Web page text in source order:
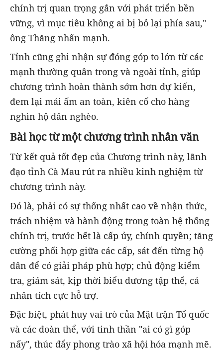
chính trị quan trọng gắn với phát triển bền
vững, vì mục tiêu không ai bị bỏ lại phía sau,"
ông Thăng nhấn mạnh.
Tỉnh cũng ghi nhận sự đóng góp to lớn từ các
mạnh thường quân trong và ngoài tỉnh, giúp
chương trình hoàn thành sớm hơn dự kiến,
đem lại mái ấm an toàn, kiên cố cho hàng
nghìn hộ dân nghèo.
Bài học từ một chương trình nhân văn
Từ kết quả tốt đẹp của Chương trình này, lãnh
đạo tỉnh Cà Mau rút ra nhiều kinh nghiệm từ
chương trình này.
Đó là, phải có sự thống nhất cao về nhận thức,
trách nhiệm và hành động trong toàn hệ thống
chính trị, trước hết là cấp ủy, chính quyền; tăng
cường phối hợp giữa các cấp, sát đến từng hộ
dân để có giải pháp phù hợp; chủ động kiểm
tra, giám sát, kịp thời biểu dương tập thể, cá
nhân tích cực hỗ trợ.
Đặc biệt, phát huy vai trò của Mặt trận Tổ quốc
và các đoàn thể, với tinh thần "ai có gì góp
nấy", thúc đẩy phong trào xã hội hóa mạnh mẽ.